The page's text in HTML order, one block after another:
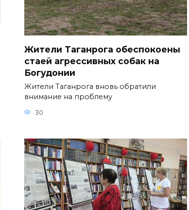
Жители Таганрога обеспокоены
стаей агрессивных собак на
Богудонии
Жители Таганрога вновь обратили
внимание на проблему
30